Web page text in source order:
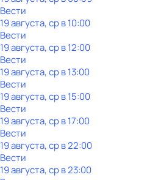
Вести
19 августа, ср в 10:00
Вести
19 августа, ср в 12:00
Вести
19 августа, ср в 13:00
Вести
19 августа, ср в 15:00
Вести
19 августа, ср в 17:00
Вести
19 августа, ср в 22:00
Вести
19 августа, ср в 23:00